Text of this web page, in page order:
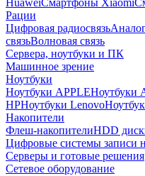
HuaweiСмартфоны Xiaomi
Рации
Цифровая радиосвязь
связьВолновая связь
Сервера, ноутбуки и ПК
Машинное зрение
Ноутбуки
Ноутбуки APPLEНоутбуки
HPНоутбуки Lenovo
Накопители
Флеш-накопителиHDD
Цифровые системы записи
Серверы и готовые решения
Сетевое оборудование